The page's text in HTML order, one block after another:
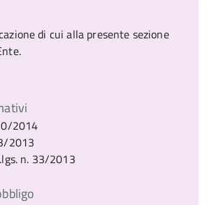
di cui alla presente sezione
2014
2013
n. 33/2013